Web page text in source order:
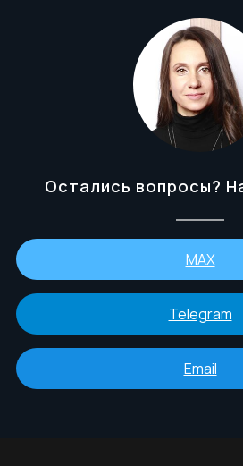
Остались вопросы?
MAX
Telegram
Email